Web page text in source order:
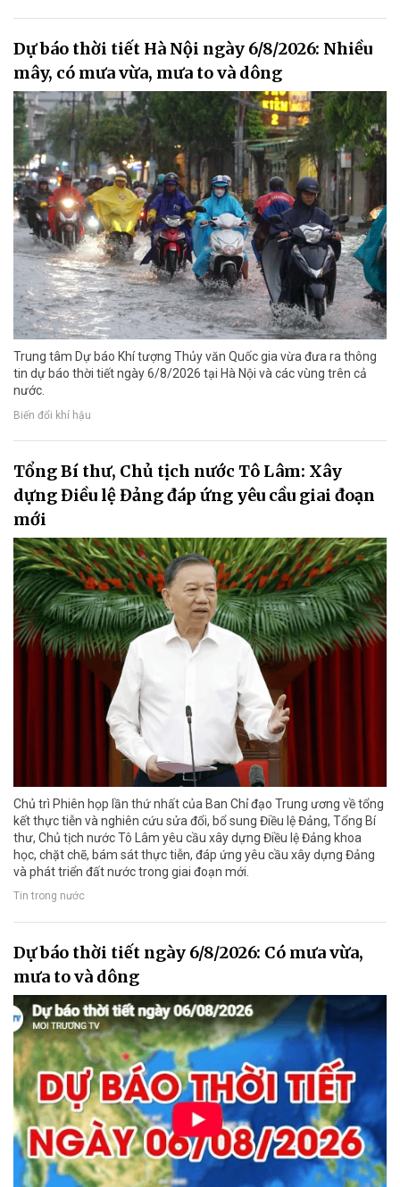
Dự báo thời tiết Hà Nội ngày 6/8/2026: Nhiều
mây, có mưa vừa, mưa to và dông
Trung tâm Dự báo Khí tượng Thủy văn Quốc gia vừa đưa ra thông
tin dự báo thời tiết ngày 6/8/2026 tại Hà Nội và các vùng trên cả
nước.
Biến đổi khí hậu
Tổng Bí thư, Chủ tịch nước Tô Lâm: Xây
dựng Điều lệ Đảng đáp ứng yêu cầu giai đoạn
mới
Chủ trì Phiên họp lần thứ nhất của Ban Chỉ đạo Trung ương về tổng
kết thực tiễn và nghiên cứu sửa đổi, bổ sung Điều lệ Đảng, Tổng Bí
thư, Chủ tịch nước Tô Lâm yêu cầu xây dựng Điều lệ Đảng khoa
học, chặt chẽ, bám sát thực tiễn, đáp ứng yêu cầu xây dựng Đảng
và phát triển đất nước trong giai đoạn mới.
Tin trong nước
Dự báo thời tiết ngày 6/8/2026: Có mưa vừa,
mưa to và dông